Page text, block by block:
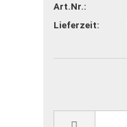
Art.Nr.:
Lieferzeit: